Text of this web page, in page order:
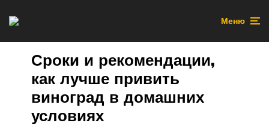
Меню
Сроки и рекомендации,
как лучше привить
виноград в домашних
условиях